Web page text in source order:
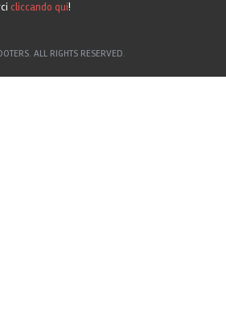
cliccando qui!
ALL RIGHTS RESERVED.